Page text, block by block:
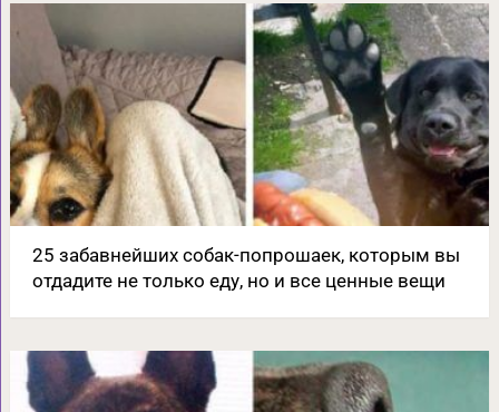
25 забавнейших собак-попрошаек, которым вы
отдадите не только еду, но и все ценные вещи